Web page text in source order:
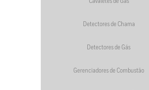
Detectores de Chama
Detectores de Gás
Gerenciadores de Combustão